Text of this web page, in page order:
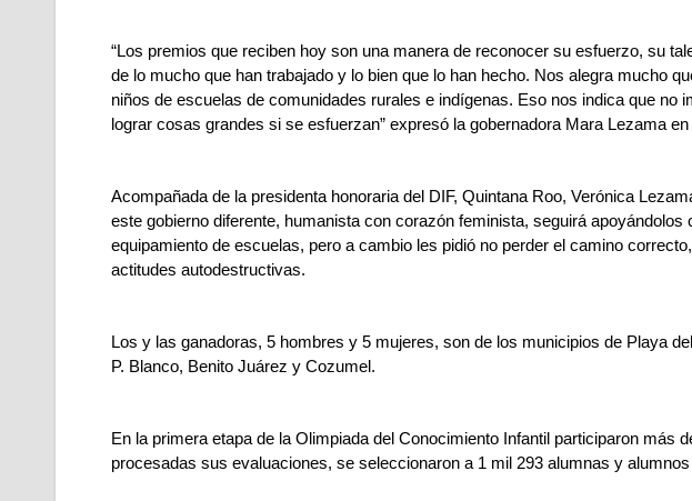
“Los premios que reciben hoy son una manera de reconocer su esfuerzo, su
de lo mucho que han trabajado y lo bien que lo han hecho. Nos alegra mucho
niños de escuelas de comunidades rurales e indígenas. Eso nos indica que no
lograr cosas grandes si se esfuerzan” expresó la gobernadora Mara Lezama
Acompañada de la presidenta honoraria del DIF, Quintana Roo, Verónica
este gobierno diferente, humanista con corazón feminista, seguirá
equipamiento de escuelas, pero a cambio les pidió no perder el camino
actitudes autodestructivas.
Los y las ganadoras, 5 hombres y 5 mujeres, son de los municipios de Playa
P. Blanco, Benito Juárez y Cozumel.
En la primera etapa de la Olimpiada del Conocimiento Infantil participaron más
procesadas sus evaluaciones, se seleccionaron a 1 mil 293 alumnas y